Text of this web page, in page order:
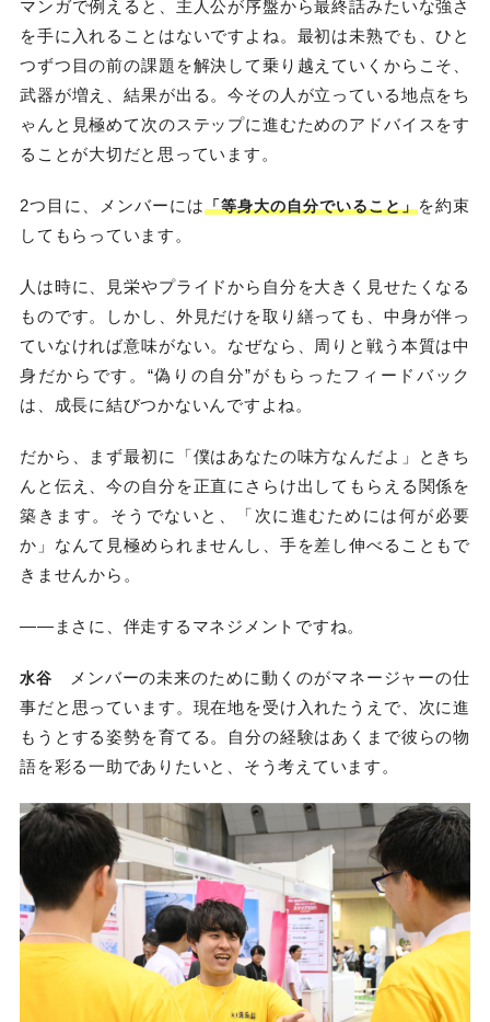
マンガで例えると、主人公が序盤から最終話みたいな強さ
を手に入れることはないですよね。最初は未熟でも、ひと
つずつ目の前の課題を解決して乗り越えていくからこそ、
武器が増え、結果が出る。今その人が立っている地点をち
ゃんと見極めて次のステップに進むためのアドバイスをす
ることが大切だと思っています。
2つ目に、メンバーには「等身大の自分でいること」を約束
してもらっています。
人は時に、見栄やプライドから自分を大きく見せたくなる
ものです。しかし、外見だけを取り繕っても、中身が伴っ
ていなければ意味がない。なぜなら、周りと戦う本質は中
身だからです。“偽りの自分”がもらったフィードバック
は、成長に結びつかないんですよね。
だから、まず最初に「僕はあなたの味方なんだよ」ときち
んと伝え、今の自分を正直にさらけ出してもらえる関係を
築きます。そうでないと、「次に進むためには何が必要
か」なんて見極められませんし、手を差し伸べることもで
きませんから。
――まさに、伴走するマネジメントですね。
水谷 メンバーの未来のために動くのがマネージャーの仕
事だと思っています。現在地を受け入れたうえで、次に進
もうとする姿勢を育てる。自分の経験はあくまで彼らの物
語を彩る一助でありたいと、そう考えています。